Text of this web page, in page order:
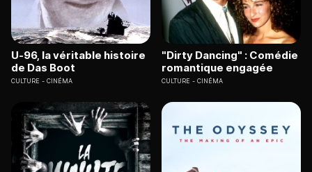
U-96, la véritable histoire
de Das Boot
CULTURE CINÉMA
"Dirty Dancing" : Comédie
romantique engagée
CULTURE CINÉMA